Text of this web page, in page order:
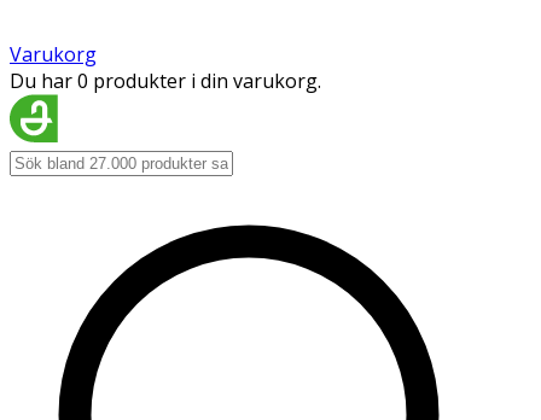
Varukorg
Du har 0 produkter i din varukorg.